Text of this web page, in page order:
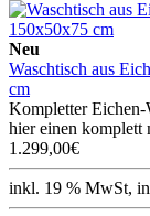
Neu
Waschtisch aus
cm
Kompletter Eichen-
hier einen komplett
1.299,00€
inkl. 19 % MwSt,